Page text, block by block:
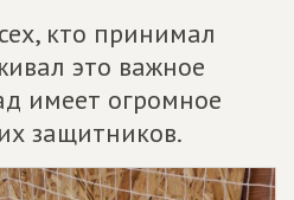
кто принимал
это важное
имеет огромное
защитников.